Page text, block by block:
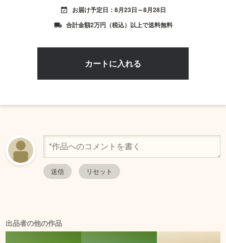
event_available お届け予定日：8月23日～8月28日
local_shipping 合計金額2万円（税込）以上で送料無料
出品者の他の作品